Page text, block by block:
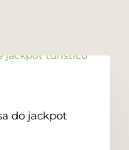
do jackpot